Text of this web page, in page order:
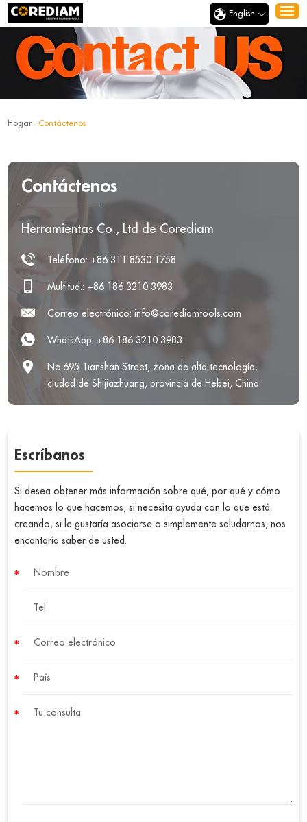
English
Hogar-Contáctenos
Contáctenos
Herramientas Co., Ltd de Corediam
Teléfono: +86 311 8530 1758
Multitud.: +86 186 3210 3983
Correo electrónico:info@corediamtools.com
WhatsApp: +86 186 3210 3983
No.695 Tianshan Street, zona de alta tecnología,
ciudad de Shijiazhuang, provincia de Hebei, China
Escríbanos
Si desea obtener más información sobre qué, por qué y cómo
hacemos lo que hacemos, si necesita ayuda con lo que está
creando, si le gustaría asociarse o simplemente saludarnos, nos
encantaría saber de usted.